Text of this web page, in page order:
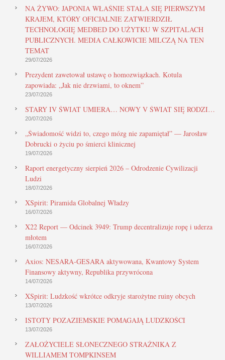
NA ŻYWO: JAPONIA WŁAŚNIE STAŁA SIĘ PIERWSZYM
KRAJEM, KTÓRY OFICJALNIE ZATWIERDZIŁ
TECHNOLOGIĘ MEDBED DO UŻYTKU W SZPITALACH
PUBLICZNYCH. MEDIA CAŁKOWICIE MILCZĄ NA TEN
TEMAT
29/07/2026
Prezydent zawetował ustawę o homozwiązkach. Kotula
zapowiada: „Jak nie drzwiami, to oknem”
23/07/2026
STARY IV ŚWIAT UMIERA… NOWY V ŚWIAT SIĘ RODZI…
20/07/2026
„Świadomość widzi to, czego mózg nie zapamiętał” — Jarosław
Dobrucki o życiu po śmierci klinicznej
19/07/2026
Raport energetyczny sierpień 2026 – Odrodzenie Cywilizacji
Ludzi
18/07/2026
XSpirit: Piramida Globalnej Władzy
16/07/2026
X22 Report — Odcinek 3949: Trump decentralizuje ropę i uderza
młotem
16/07/2026
Axios: NESARA-GESARA aktywowana, Kwantowy System
Finansowy aktywny, Republika przywrócona
14/07/2026
XSpirit: Ludzkość wkrótce odkryje starożytne ruiny obcych
13/07/2026
ISTOTY POZAZIEMSKIE POMAGAJĄ LUDZKOŚCI
13/07/2026
ZAŁOŻYCIELE SŁONECZNEGO STRAŻNIKA Z
WILLIAMEM TOMPKINSEM